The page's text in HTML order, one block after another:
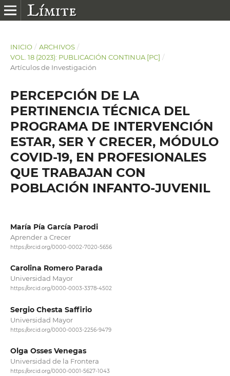
INICIO / ARCHIVOS /
VOL. 18 (2023): PUBLICACIÓN CONTINUA [PC] /
Artículos de Investigación
PERCEPCIÓN DE LA
PERTINENCIA TÉCNICA DEL
PROGRAMA DE INTERVENCIÓN
ESTAR, SER Y CRECER, MÓDULO
COVID-19, EN PROFESIONALES
QUE TRABAJAN CON
POBLACIÓN INFANTO-JUVENIL
María Pía García Parodi
Aprender a Crecer
https://orcid.org/0000-0002-7020-5656
Carolina Romero Parada
Universidad Mayor
https://orcid.org/0000-0003-3378-4502
Sergio Chesta Saffirio
Universidad Mayor
https://orcid.org/0000-0003-2256-9479
Olga Osses Venegas
Universidad de la Frontera
https://orcid.org/0000-0001-5627-1043